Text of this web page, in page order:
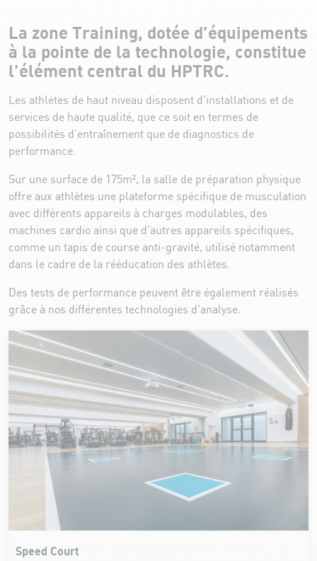
La zone Training, dotée d’équipements
à la pointe de la technologie, constitue
l’élément central du HPTRC.
Les athlètes de haut niveau disposent d'installations et de
services de haute qualité, que ce soit en termes de
possibilités d’entraînement que de diagnostics de
performance.
Sur une surface de 175m², la salle de préparation physique
offre aux athlètes une plateforme spécifique de musculation
avec différents appareils à charges modulables, des
machines cardio ainsi que d’autres appareils spécifiques,
comme un tapis de course anti-gravité, utilisé notamment
dans le cadre de la rééducation des athlètes.
Des tests de performance peuvent être également réalisés
grâce à nos différentes technologies d'analyse.
Speed Court